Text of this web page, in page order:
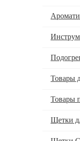
Товары
Товары
Щетки